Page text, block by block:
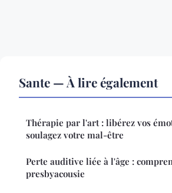
Sante — À lire également
Thérapie par l'art : libérez vos
soulagez votre mal-être
Perte auditive liée à l'âge :
presbyacousie